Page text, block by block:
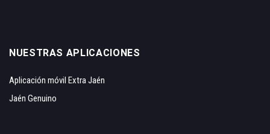
NUESTRAS APLICACIONES
Aplicación móvil Extra Jaén
Jaén Genuino